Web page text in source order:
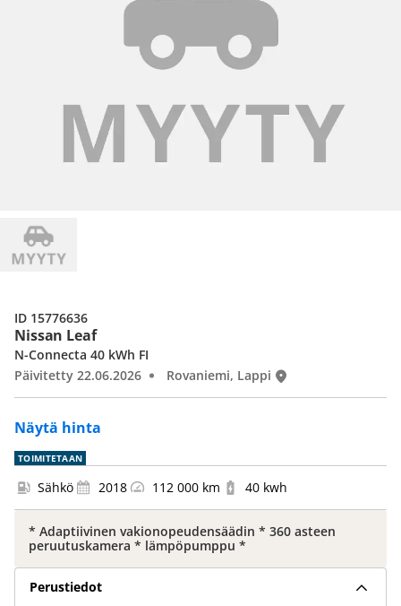
Nissan Leaf
Näytä hinta
N-Connecta 40 kWh FI
Päivitetty 22.06.2026
Rovaniemi, Lappi
ID 15776636
TOIMITETAAN
Sähkö 2018 112 000 km 40 kwh
* Adaptiivinen vakionopeudensäädin * 360 asteen
peruutuskamera * lämpöpumppu *
Perustiedot